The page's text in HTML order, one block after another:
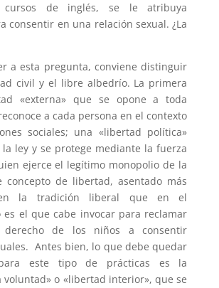
cursos de inglés, se le atribuya
consentir en una relación sexual. ¿La
a esta pregunta, conviene distinguir
civil y el libre albedrío. La primera
«externa» que se opone a toda
a cada persona en el contexto
sociales; una «libertad política»
ley y se protege mediante la fuerza
ejerce el legítimo monopolio de la
concepto de libertad, asentado más
la tradición liberal que en el
es el que cabe invocar para reclamar
derecho de los niños a consentir
Antes bien, lo que debe quedar
este tipo de prácticas es la
voluntad» o «libertad interior», que se